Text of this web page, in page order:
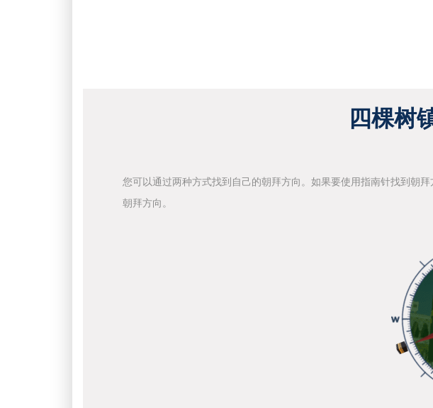
四棵树
您可以通过两种方式找到自己的朝拜方向。如果要使用指南针找到朝
朝拜方向。